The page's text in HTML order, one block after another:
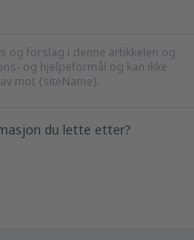
og forslag i denne artikkelen og
og hjelpeformål og kan ikke
mot {siteName}.
du lette etter?